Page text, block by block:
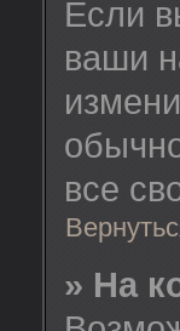
Если
ваши
все
» На